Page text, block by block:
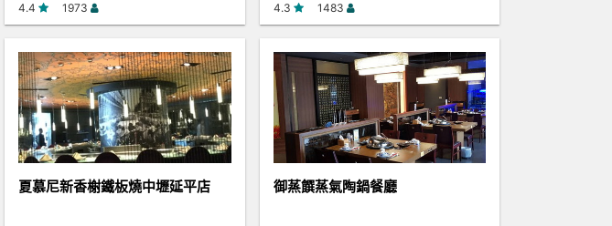
4.4 1973 4.3 1483
夏慕尼新香榭鐵板燒中壢延平店 御蒸饌蒸氣陶鍋餐廳